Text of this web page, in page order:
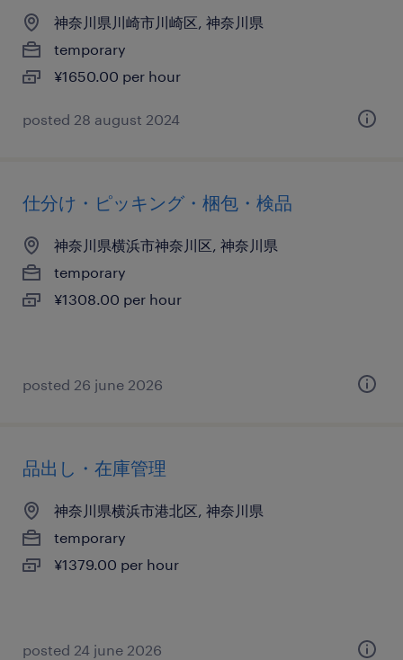
神奈川県川崎市川崎区, 神奈川県
temporary
¥1650.00 per hour
posted 28 august 2024
仕分け・ピッキング・梱包・検品
神奈川県横浜市神奈川区, 神奈川県
temporary
¥1308.00 per hour
posted 26 june 2026
品出し・在庫管理
神奈川県横浜市港北区, 神奈川県
temporary
¥1379.00 per hour
posted 24 june 2026